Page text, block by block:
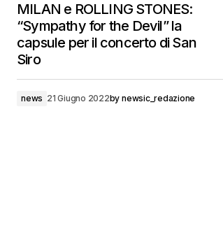
MILAN e ROLLING STONES:
“Sympathy for the Devil” la
capsule per il concerto di San
Siro
news 21 Giugno 2022by newsic_redazione